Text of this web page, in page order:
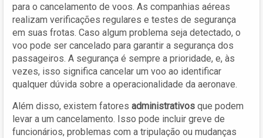
para o cancelamento de voos. As companhias aéreas
realizam verificações regulares e testes de segurança
em suas frotas. Caso algum problema seja detectado, o
voo pode ser cancelado para garantir a segurança dos
passageiros. A segurança é sempre a prioridade, e, às
vezes, isso significa cancelar um voo ao identificar
qualquer dúvida sobre a operacionalidade da aeronave.
Além disso, existem fatores administrativos que podem
levar a um cancelamento. Isso pode incluir greve de
funcionários, problemas com a tripulação ou mudanças